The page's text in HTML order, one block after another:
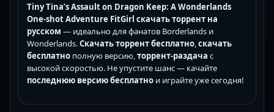
Tiny Tina’s Assault on Dragon Keep: A Wonderlands
One-shot Adventure FitGirl скачать торрент на
русском — идеально для фанатов Borderlands и
Wonderlands.Скачать торрент бесплатно скачать
бесплатно полную версию, торрент-раздача с
высокой скоростью. Не упустите шанс — качайте
последнюю версиюбесплатно и играйте уже сегодня!